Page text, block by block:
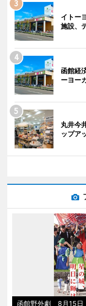
イトー
施設、
函館経
ーヨー
丸井今
ップア
函館野外劇 8月15日